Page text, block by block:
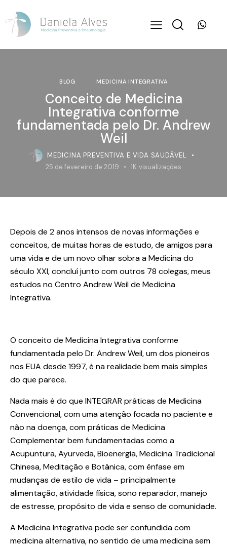
BLOG MEDICINA INTEGRATIVA
Conceito de Medicina
Integrativa conforme
fundamentada pelo Dr. Andrew
Weil
MEDICINA PREVENTIVA E VIDA SAUDÁVEL
25 de fevereiro de 2019
1K visualizações
Depois de 2 anos intensos de novas informações e
conceitos, de muitas horas de estudo, de amigos para
uma vida e de um novo olhar sobra a Medicina do
século XXI, concluí junto com outros 78 colegas, meus
estudos no Centro Andrew Weil de Medicina
Integrativa.
O conceito de Medicina Integrativaconforme
fundamentada pelo Dr. Andrew Weil, um dos pioneiros
nos EUA desde 1997, é na realidade bem mais simples
do que parece.
Nada mais é do que INTEGRAR práticas de Medicina
Convencional, com uma atenção focada no paciente e
não na doença, com práticas de Medicina
Complementar bem fundamentadas como a
Acupuntura, Ayurveda, Bioenergia, Medicina Tradicional
Chinesa, Meditação e Botânica, com ênfase em
mudanças de estilo de vida – principalmente
alimentação, atividade física, sono reparador, manejo
de estresse, propósito de vida e senso de comunidade.
A Medicina Integrativapode ser confundida com
medicina alternativa, no sentido de uma medicina sem